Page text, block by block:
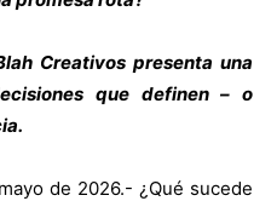
Creativos presenta una
que definen – o
de 2026.- ¿Qué sucede